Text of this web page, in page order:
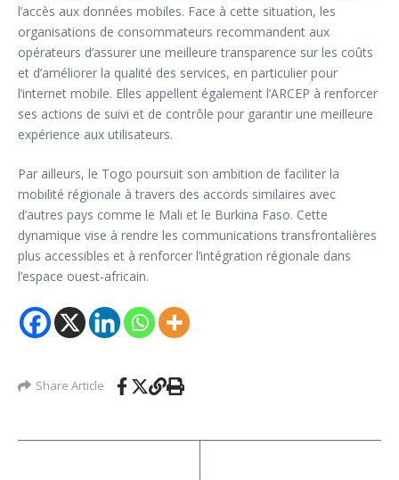
l’accès aux données mobiles. Face à cette situation, les
organisations de consommateurs recommandent aux
opérateurs d’assurer une meilleure transparence sur les coûts
et d’améliorer la qualité des services, en particulier pour
l’internet mobile. Elles appellent également l’ARCEP à renforcer
ses actions de suivi et de contrôle pour garantir une meilleure
expérience aux utilisateurs.
Par ailleurs, le Togo poursuit son ambition de faciliter la
mobilité régionale à travers des accords similaires avec
d’autres pays comme le Mali et le Burkina Faso. Cette
dynamique vise à rendre les communications transfrontalières
plus accessibles et à renforcer l’intégration régionale dans
l’espace ouest-africain.
Share Article